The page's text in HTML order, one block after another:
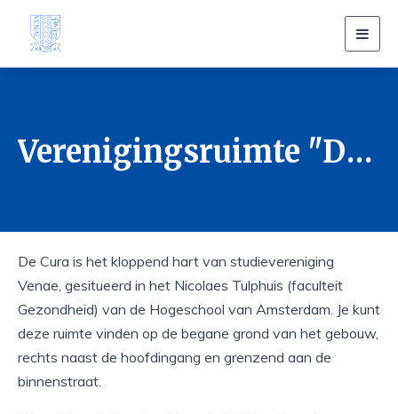
Verenigingsruimte "De Cura"
De Cura is het kloppend hart van studievereniging
Venae, gesitueerd in het Nicolaes Tulphuis (faculteit
Gezondheid) van de Hogeschool van Amsterdam. Je kunt
deze ruimte vinden op de begane grond van het gebouw,
rechts naast de hoofdingang en grenzend aan de
binnenstraat.